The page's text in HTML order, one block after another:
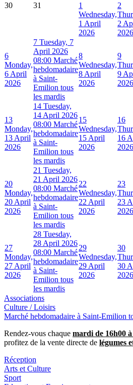
30
31
1
Wednesday,
1 April
2026
2
2
2026
6
Monday,
6 April
2026
7 Tuesday, 7
April 2026
08:00 Marché
hebdomadaire
à Saint-
Emilion tous
les mardis
8
Wednesday,
8 April
2026
9
9
2026
13
Monday,
13 April
2026
14 Tuesday,
14 April 2026
08:00 Marché
hebdomadaire
à Saint-
Emilion tous
les mardis
15
Wednesday,
15 April
2026
16
16
2026
20
Monday,
20 April
2026
21 Tuesday,
21 April 2026
08:00 Marché
hebdomadaire
à Saint-
Emilion tous
les mardis
22
Wednesday,
22 April
2026
23
23
2026
27
Monday,
27 April
2026
28 Tuesday,
28 April 2026
08:00 Marché
hebdomadaire
à Saint-
Emilion tous
les mardis
29
Wednesday,
29 April
2026
30
30
2026
Associations
Culture / Loisirs
Marché hebdomadaire à Saint-Emilion
Rendez-vous chaque mardi de 16h00
profitez de la vente directe de légumes
Réception
Arts et Culture
Sport